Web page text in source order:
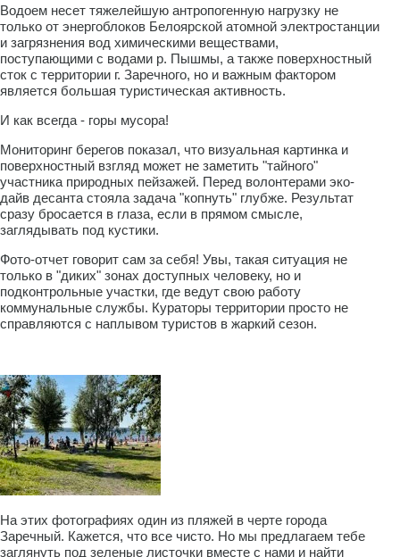
Водоем несет тяжелейшую антропогенную нагрузку не
только от энергоблоков Белоярской атомной электростанции
и загрязнения вод химическими веществами,
поступающими с водами р. Пышмы, а также поверхностный
сток с территории г. Заречного, но и важным фактором
является большая туристическая активность.
И как всегда - горы мусора!
Мониторинг берегов показал, что визуальная картинка и
поверхностный взгляд может не заметить "тайного"
участника природных пейзажей. Перед волонтерами эко-
дайв десанта стояла задача "копнуть" глубже. Результат
сразу бросается в глаза, если в прямом смысле,
заглядывать под кустики.
Фото-отчет говорит сам за себя! Увы, такая ситуация не
только в "диких" зонах доступных человеку, но и
подконтрольные участки, где ведут свою работу
коммунальные службы. Кураторы территории просто не
справляются с наплывом туристов в жаркий сезон.
На этих фотографиях один из пляжей в черте города
Заречный. Кажется, что все чисто. Но мы предлагаем тебе
заглянуть под зеленые листочки вместе с нами и найти